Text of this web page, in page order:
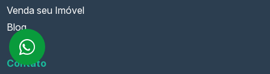
Venda seu Imóvel
Blog
Contato